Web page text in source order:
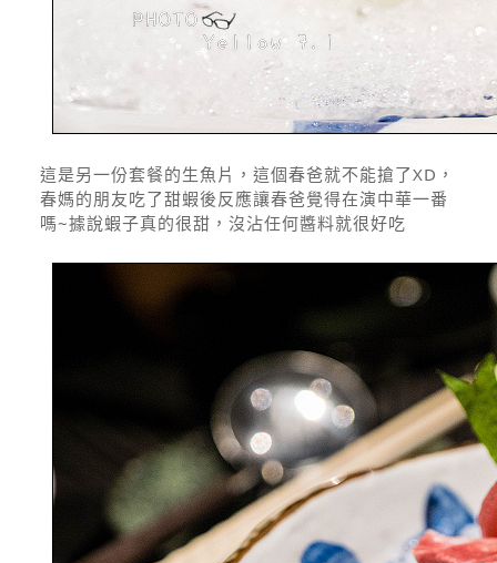
這是另一份套餐的生魚片，這個春爸就不能搶了XD，
春媽的朋友吃了甜蝦後反應讓春爸覺得在演中華一番
嗎~據說蝦子真的很甜，沒沾任何醬料就很好吃